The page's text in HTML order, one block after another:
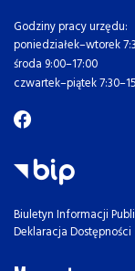
Godziny pracy urzędu:
poniedziałek–wtorek
środa 9:00–17:00
czwartek–piątek
Biuletyn Informacji
Deklaracja Dostępności